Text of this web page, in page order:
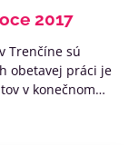
2017
Trenčíne sú
obetavej práci je
v konečnom
dobrá.